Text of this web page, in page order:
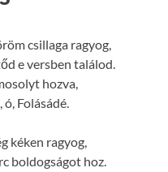
csillaga ragyog,
e versben találod.
hozva,
Folásádé.
kéken ragyog,
boldogságot hoz.